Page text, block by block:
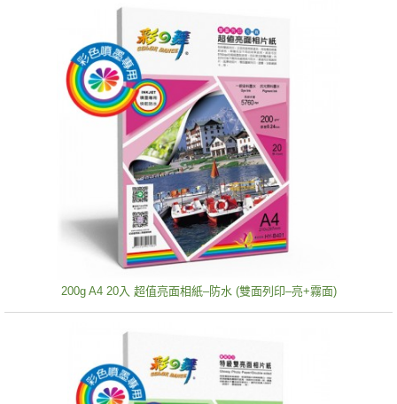
200g A4 20入 超值亮面相紙–防水 (雙面列印–亮+霧面)